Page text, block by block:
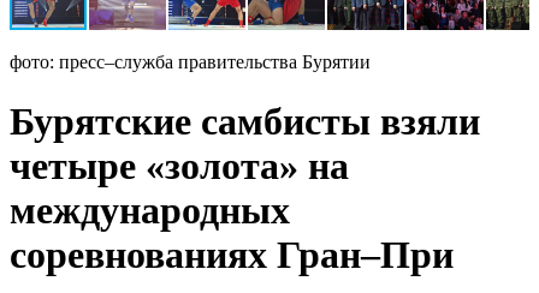
фото: пресс–служба правительства Бурятии
Бурятские самбисты взяли
четыре «золота» на
международных
соревнованиях Гран–При